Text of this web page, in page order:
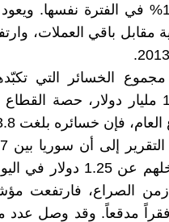
107.87% في الفترة نفسها.
فإن خسائره بلغت 43.8 مليار دولار.
زمن الصراع، فارتفعت
فقراً مدقعاً. وقد وصل عدد